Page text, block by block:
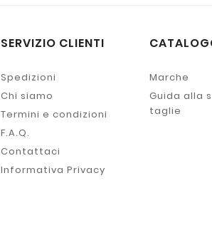
SERVIZIO CLIENTI
Spedizioni
Chi siamo
Termini e condizioni
F.A.Q.
Contattaci
Informativa Privacy
Marche
Guida alla
taglie